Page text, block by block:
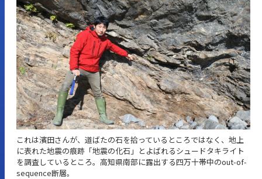
これは濱田さんが、道ばたの石を拾っているところではなく、地上
に表れた地震の痕跡「地震の化石」とよばれるシュードタキライト
を調査しているところ。高知県南部に露出する四万十帯中のout-of-
sequence断層。